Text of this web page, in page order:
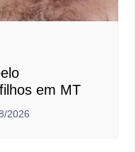
companheiro
2026